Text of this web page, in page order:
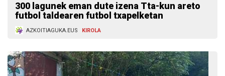
300 lagunek eman dute izena Tta-kun areto
futbol taldearen futbol txapelketan
AZKOITIAGUKA.EUS KIROLA